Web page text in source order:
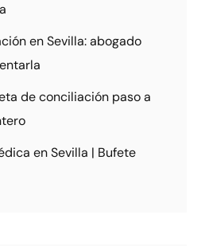
en Sevilla: abogado
de conciliación paso a
en Sevilla | Bufete